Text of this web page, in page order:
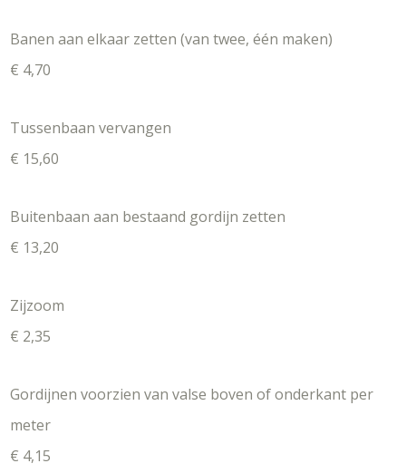
Banen aan elkaar zetten (van twee, één maken)
€ 4,70
Tussenbaan vervangen
€ 15,60
Buitenbaan aan bestaand gordijn zetten
€ 13,20
Zijzoom
€ 2,35
Gordijnen voorzien van valse boven of onderkant per
meter
€ 4,15